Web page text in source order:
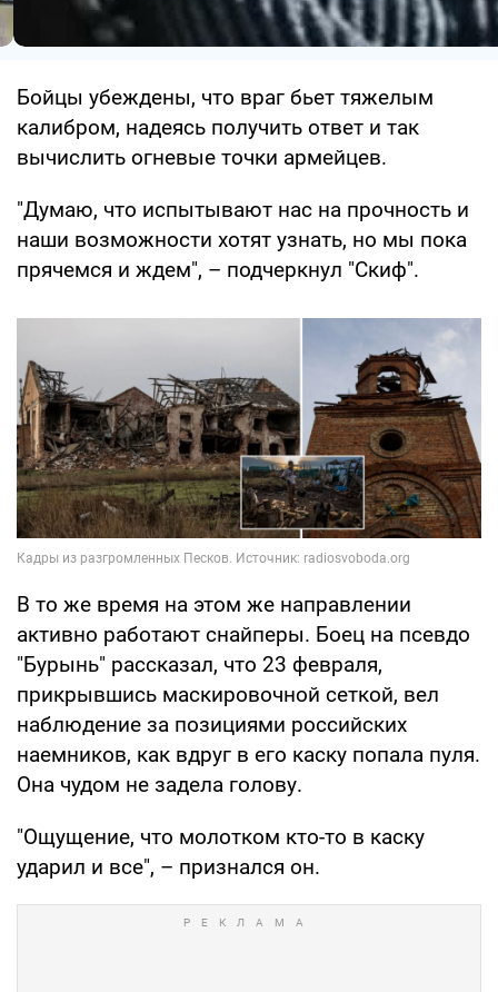
Бойцы убеждены, что враг бьет тяжелым
калибром, надеясь получить ответ и так
вычислить огневые точки армейцев.
"Думаю, что испытывают нас на прочность и
наши возможности хотят узнать, но мы пока
прячемся и ждем", – подчеркнул "Скиф".
В то же время на этом же направлении
активно работают снайперы. Боец на псевдо
"Бурынь" рассказал, что 23 февраля,
прикрывшись маскировочной сеткой, вел
наблюдение за позициями российских
наемников, как вдруг в его каску попала пуля.
Она чудом не задела голову.
"Ощущение, что молотком кто-то в каску
ударил и все", – признался он.